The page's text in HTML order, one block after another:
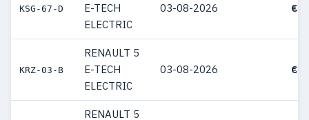
KSG-67-D
E-TECH
ELECTRIC
03-08-2026 €
KRZ-03-B
RENAULT 5
E-TECH
ELECTRIC
03-08-2026 €
RENAULT 5